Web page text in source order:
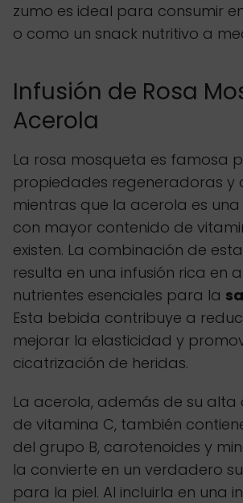
zumo es ideal para consumir
o como un snack nutritivo a
Infusión de Rosa
Acerola
La rosa mosqueta es famosa
propiedades regeneradoras y
mientras que la acerola es
con mayor contenido de
existen. La combinación de
resulta en una infusión rica en
nutrientes esenciales para la
Esta bebida contribuye a
mejorar la elasticidad y
cicatrización de heridas.
La acerola, además de su
de vitamina C, también
del grupo B, carotenoides y
la convierte en un verdadero
para la piel. Al incluirla en una